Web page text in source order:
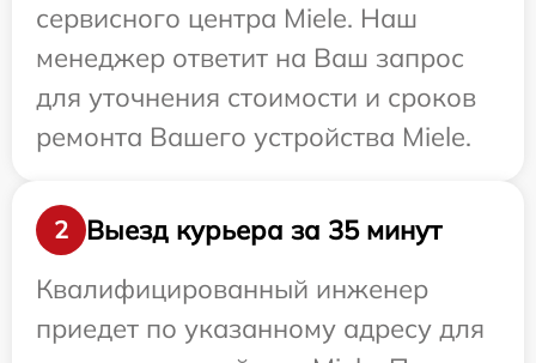
сервисного центра Miele. Наш
менеджер ответит на Ваш запрос
для уточнения стоимости и сроков
ремонта Вашего устройства Miele.
2
Выезд курьера за 35 минут
Квалифицированный инженер
приедет по указанному адресу для